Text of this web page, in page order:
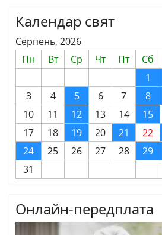
Календар свят
Серпень, 2026
Пн
Вт Ср Чт Пт Сб
1
3
4 5 6 7 8
10
11 12 13 14 15
17
18 19 20 21 22
24
25 26 27 28 29
31
Онлайн-передплата